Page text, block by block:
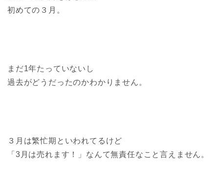
初めての３月。
まだ1年たっていないし
過去がどうだったのかわかりません。
３月は繁忙期といわれてるけど
「3月は売れます！」なんて無責任なこと言えません。